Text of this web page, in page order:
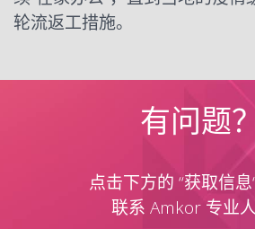
轮流返工措施。
有问题？
点击下方的 “获取信息
联系 Amkor 专业人